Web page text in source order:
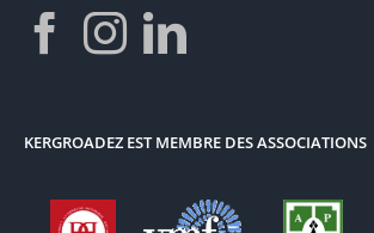
KERGROADEZ EST MEMBRE DES ASSOCIATIONS